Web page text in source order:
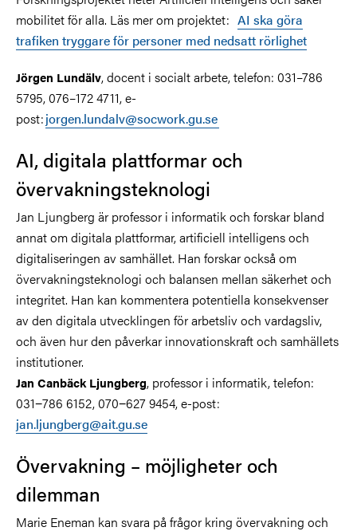
mobilitet för alla. Läs mer om projektet: AI ska göra
trafiken tryggare för personer med nedsatt rörlighet
Jörgen Lundälv, docent i socialt arbete, telefon: 031–786
5795, 076–172 4711, e-
post:jorgen.lundalv@socwork.gu.se
AI, digitala plattformar och
övervakningsteknologi
Jan Ljungberg är professor i informatik och forskar bland
annat om digitala plattformar, artificiell intelligens och
digitaliseringen av samhället. Han forskar också om
övervakningsteknologi och balansen mellan säkerhet och
integritet. Han kan kommentera potentiella konsekvenser
av den digitala utvecklingen för arbetsliv och vardagsliv,
och även hur den påverkar innovationskraft och samhällets
institutioner.
Jan Canbäck Ljungberg, professor i informatik, telefon:
031−786 6152, 070−627 9454, e-post:
jan.ljungberg@ait.gu.se
Övervakning – möjligheter och
dilemman
Marie Eneman kan svara på frågor kring övervakning och